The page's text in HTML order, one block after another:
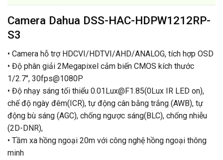
Camera Dahua DSS-HAC-HDPW1212RP-
S3
• Camera hỗ trợ HDCVI/HDTVI/AHD/ANALOG, tích hợp OSD
• Độ phân giải 2Megapixel cảm biến CMOS kích thước
1/2.7″, 30fps@1080P
• Độ nhạy sáng tối thiểu 0.01Lux@F1.85(0Lux IR LED on),
chế độ ngày đêm(ICR), tự động cân bằng trắng (AWB), tự
động bù sáng (AGC), chống ngược sáng(BLC), chống nhiễu
(2D-DNR),
• Tầm xa hồng ngoại 20m với công nghệ hồng ngoại thông
minh